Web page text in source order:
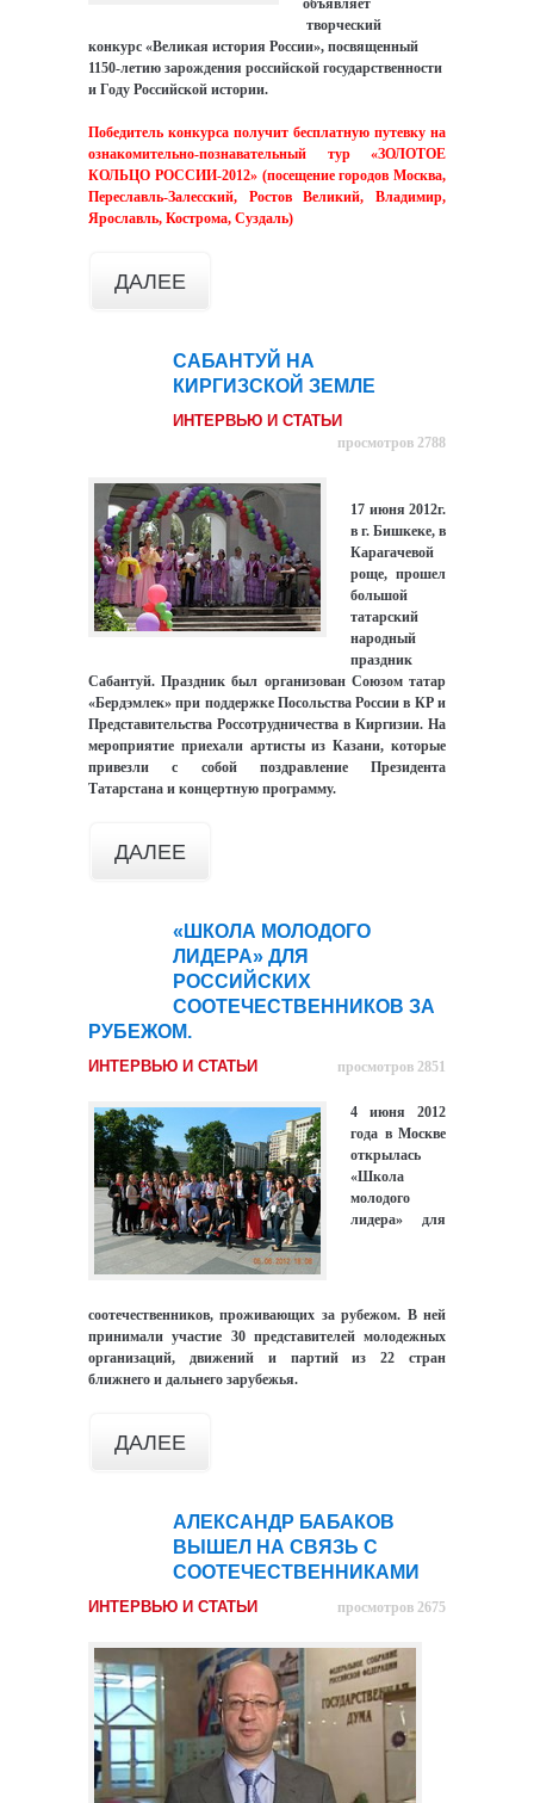
объявляет
творческий
конкурс «Великая история России», посвященный
1150-летию зарождения российской государственности
и Году Российской истории.
Победитель конкурса получит бесплатную путевку на
ознакомительно-познавательный тур «ЗОЛОТОЕ
КОЛЬЦО РОССИИ-2012» (посещение городов Москва,
Переславль-Залесский, Ростов Великий, Владимир,
Ярославль, Кострома, Суздаль)
ДАЛЕЕ
САБАНТУЙ НА
КИРГИЗСКОЙ ЗЕМЛЕ
ИНТЕРВЬЮ И СТАТЬИ
просмотров 2788
17 июня 2012г.
в г. Бишкеке, в
Карагачевой
роще, прошел
большой
татарский
народный
праздник
Сабантуй. Праздник был организован Союзом татар
«Бердэмлек» при поддержке Посольства России в КР и
Представительства Россотрудничества в Киргизии. На
мероприятие приехали артисты из Казани, которые
привезли с собой поздравление Президента
Татарстана и концертную программу.
ДАЛЕЕ
«ШКОЛА МОЛОДОГО
ЛИДЕРА» ДЛЯ
РОССИЙСКИХ
СООТЕЧЕСТВЕННИКОВ ЗА
РУБЕЖОМ.
ИНТЕРВЬЮ И СТАТЬИ просмотров 2851
4 июня 2012
года в Москве
открылась
«Школа
молодого
лидера» для
соотечественников, проживающих за рубежом. В ней
принимали участие 30 представителей молодежных
организаций, движений и партий из 22 стран
ближнего и дальнего зарубежья.
ДАЛЕЕ
АЛЕКСАНДР БАБАКОВ
ВЫШЕЛ НА СВЯЗЬ С
СООТЕЧЕСТВЕННИКАМИ
ИНТЕРВЬЮ И СТАТЬИ просмотров 2675